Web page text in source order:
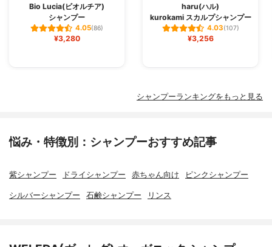
Bio Lucia(ビオルチア)
シャンプー
4.05(86)
¥3,280
haru(ハル)
kurokami スカルプシャンプー
4.03(107)
¥3,256
シャンプーランキングをもっと見る
悩み・特徴別：シャンプーおすすめ記事
紫シャンプー ドライシャンプー 赤ちゃん向け ピンクシャンプー
シルバーシャンプー 石鹸シャンプー リンス